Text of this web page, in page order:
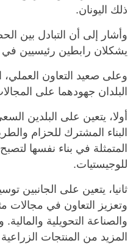
ذلك اليونان.
وأشار إلى أن التبادل بين
يشكلان رابطين رئيسيين في
وعلى صعيد التعاون
البلدان جهودهما على
أولا، يتعين على البلدين
البناء المشترك للحزام
المتمثلة في بناء نفسها
للوجيستيات.
ثانيا، يتعين على الجانبين
وتعزيز التعاون في مجالات
والصناعة التحويلية
المزيد من المنتجات